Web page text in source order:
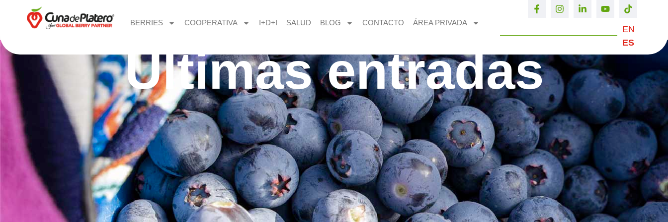
BERRIES COOPERATIVA I+D+I SALUD BLOG CONTACTO ÁREA PRIVADA
EN
ES
Últimas entradas